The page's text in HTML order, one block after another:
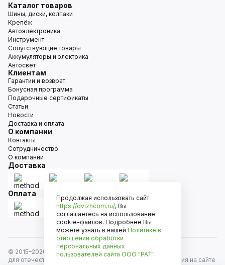
Каталог товаров
Шины, диски, колпаки
Крепёж
Автоэлектроника
Инструмент
Сопутствующие товары
Аккумуляторы и электрика
Автосвет
Клиентам
Гарантии и возврат
Бонусная программа
Подарочные сертификаты
Статьи
Новости
Доставка и оплата
О компании
Контакты
Сотрудничество
О компании
Доставка
Оплата
© 2015–2026
Движком — сеть магазинов автозапчастей
для отечественных автомобилей и иномарок. Информация на сайте
Продолжая использовать сайт
https://dvizhcom.ru/, Вы
соглашаетесь на использование
cookie-файлов. Подробнее Вы
можете узнать в нашей Политике в
отношении обработки
персональных данных
пользователей сайта ООО "РАТ".